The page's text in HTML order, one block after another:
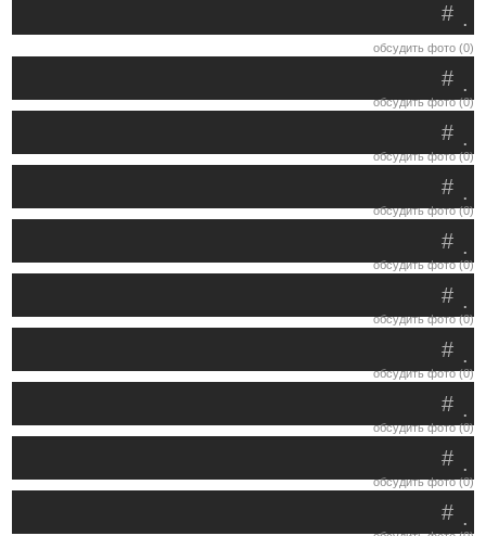
.
#
обсудить фото (0)
.
#
обсудить фото (0)
.
#
обсудить фото (0)
.
#
обсудить фото (0)
.
#
обсудить фото (0)
.
#
обсудить фото (0)
.
#
обсудить фото (0)
.
#
обсудить фото (0)
.
#
обсудить фото (0)
.
#